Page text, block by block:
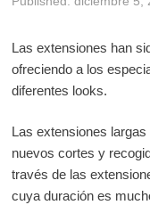
Las extensiones han
ofreciendo a los
diferentes looks.
Las extensiones
nuevos cortes y
través de las
cuya duración es